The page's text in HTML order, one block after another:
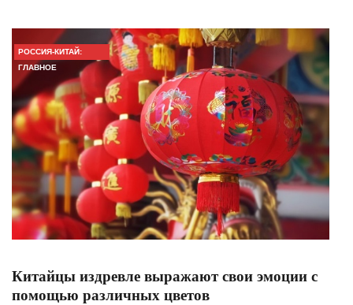
РОССИЯ-КИТАЙ:
ГЛАВНОЕ
Китайцы издревле выражают свои эмоции с
помощью различных цветов